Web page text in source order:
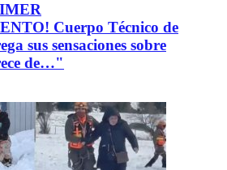
Cuerpo Técnico de
sus sensaciones sobre
de…"